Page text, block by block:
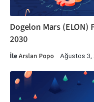
Dogelon Mars (ELON)
2030
İleArslan Popo Ağustos 3,